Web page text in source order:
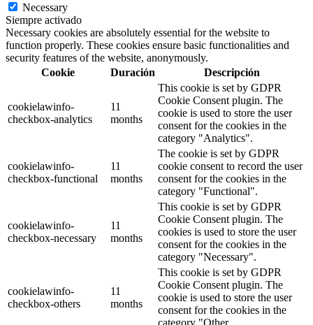
Necessary
Siempre activado
Necessary cookies are absolutely essential for the website to
function properly. These cookies ensure basic functionalities and
security features of the website, anonymously.
Cookie
Duración Descripción
cookielawinfo-
checkbox-analytics
11
months
This cookie is set by GDPR
Cookie Consent plugin. The
cookie is used to store the user
consent for the cookies in the
category "Analytics".
cookielawinfo-
checkbox-functional
11
months
The cookie is set by GDPR
cookie consent to record the user
consent for the cookies in the
category "Functional".
cookielawinfo-
checkbox-necessary
11
months
This cookie is set by GDPR
Cookie Consent plugin. The
cookies is used to store the user
consent for the cookies in the
category "Necessary".
cookielawinfo-
checkbox-others
11
months
This cookie is set by GDPR
Cookie Consent plugin. The
cookie is used to store the user
consent for the cookies in the
category "Other.